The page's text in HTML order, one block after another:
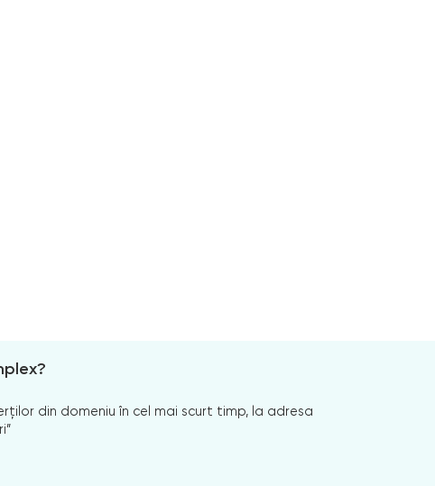
din domeniu în cel mai scurt timp, la adresa